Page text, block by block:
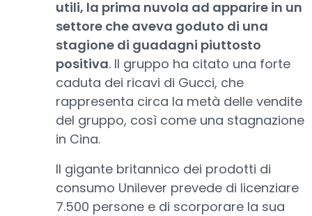
utili, la prima nuvola ad apparire in un
settore che aveva goduto di una
stagione di guadagni piuttosto
positiva. Il gruppo ha citato una forte
caduta dei ricavi di Gucci, che
rappresenta circa la metà delle vendite
del gruppo, così come una stagnazione
in Cina.
Il gigante britannico dei prodotti di
consumo Unilever prevede di licenziare
7.500 persone e di scorporare la sua